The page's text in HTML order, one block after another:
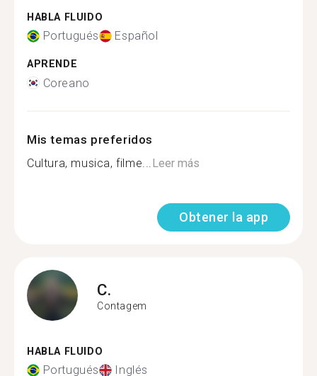
HABLA FLUIDO
Portugués Español
APRENDE
Coreano
Mis temas preferidos
Cultura, musica, filme... Leer más
Obtener la app
C.
Contagem
HABLA FLUIDO
Portugués Inglés